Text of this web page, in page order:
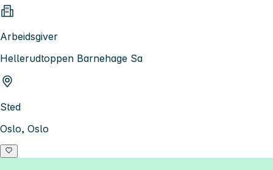
Arbeidsgiver
Hellerudtoppen Barnehage Sa
Sted
Oslo, Oslo